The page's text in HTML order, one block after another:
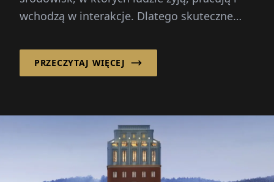
wchodzą w interakcje. Dlatego skuteczne
niż...
PRZECZYTAJ WIĘCEJ